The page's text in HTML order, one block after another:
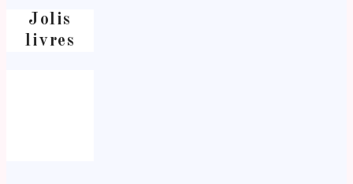
Jolis
livres